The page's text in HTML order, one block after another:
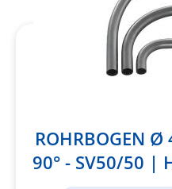
ROHRBOGEN
90° - SV50/50 |